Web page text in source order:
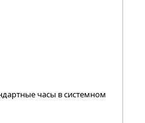
часы в системном